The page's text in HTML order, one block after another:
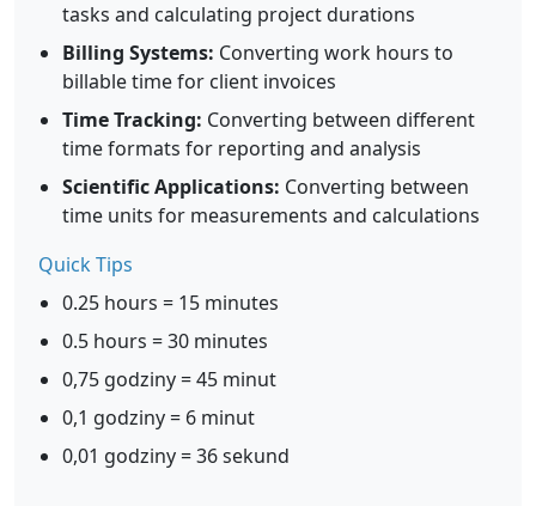
tasks and calculating project durations
Billing Systems: Converting work hours to
billable time for client invoices
Time Tracking: Converting between different
time formats for reporting and analysis
Scientific Applications: Converting between
time units for measurements and calculations
Quick Tips
0.25 hours = 15 minutes
0.5 hours = 30 minutes
0,75 godziny = 45 minut
0,1 godziny = 6 minut
0,01 godziny = 36 sekund